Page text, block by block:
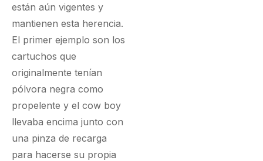
están aún vigentes y
mantienen esta herencia.
El primer ejemplo son los
cartuchos que
originalmente tenían
pólvora negra como
propelente y el cow boy
llevaba encima junto con
una pinza de recarga
para hacerse su propia